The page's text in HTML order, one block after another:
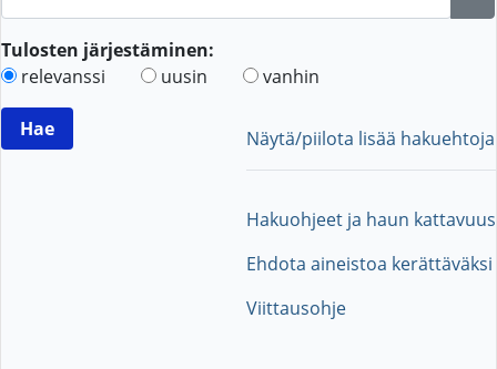
Tulosten järjestäminen:
relevanssi
uusin vanhin
Näytä/piilota lisää hakuehtoja
Hakuohjeet ja haun kattavuus
Ehdota aineistoa kerättäväksi
Viittausohje